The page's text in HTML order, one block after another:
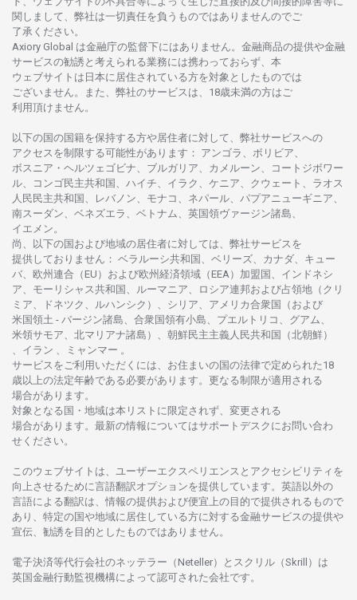
関し まして、 弊社は一切責任を負うものではありませんのでご
了承ください。
Axiory Global は金融庁の監督下にはありません。 金融商品の提供や金融
サービスの勧誘と 考えられる業務には携わっておらず、 本
ウェブサイトは 日本に居住さ れている方を対象としたものでは
ございません。
また、 弊社のサービスは、18歳未満の方はご
利用頂けません。
以下の国の国籍を保持する方や居住者に対して、 弊社サービスへの
アクセスを制限する可能性があります ： アンゴラ、ボリビア、
ボスニア ・ ヘルツェゴビナ、ブルガリア、カメルーン、コートジボワー
ル、
コンゴ民主共和国、ハイチ、イラク、ケニア、クウェート、 ラオス
人民民主共和国、レバノン、モナコ、ネパール、パプアニューギニア、
南スーダン、ベネズエラ、ベトナム、 英国領ヴァージン諸島、
イエメン。
尚、
以下の国および地域の居住者に対しては、 弊社サービスを
提供しておりません ： ベラルーシ共和国、ベリーズ、カナダ、キュー
バ、 欧州連合 （EU） および欧州経済領域 （EEA）加盟国、インドネシ
ア、 モーリシャス共和国、ルーマニア、 ロシア連邦および占領地 （クリ
ミア、ドネツク、ルハンシク）、シリア、 アメリカ合衆国
（および
米国領土 - バージン諸島、合衆国領有小島、プエルトリコ、グアム、
米領サモア、 北マリアナ諸島）、 朝鮮民主主義人民共和国
（北朝鮮）
、イラン 、ミャンマー 。
サービスをご利用いただくには、お住まいの国の法律で定められた 18
歳以上の法定年齢である必要があります。 更なる制限が適用さ れる
場合があります。
対象となる 国 ・ 地域は本 リストに限定さ れず、 変更さ れる
場合があります。 最新の情報についてはサポートデスクにお 問い合わ
せくださ い。
このウェブサイトは、 ユーザーエクスペリエンスと アクセシビリティを
向上さ せるために言語翻訳オプションを提供しています。 英語以外の
言語による翻訳は、 情報の提供および便宜上の 目的で提供さ れるもので
あり、 特定の国や地域に居住している方に対する金融サービスの提供や
宣伝、 勧誘を 目的としたものではありません。
電子決済等代行会社のネッテラー （Neteller）と スクリル （Skrill）は
英国金融行動監視機構によって認可さ れた会社です。